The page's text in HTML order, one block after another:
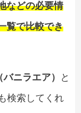
などの必要情
覧で比較でき
ニラエア） と
検索してくれ